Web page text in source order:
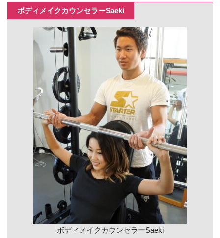
ボディメイクカウンセラーSaeki
ボディメイクカウンセラーSaeki